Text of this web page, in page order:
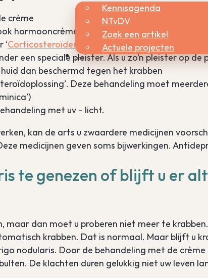
Kennisagenda
NTvDV
Zoek een artikel
Actuele projecten
crème
hormooncrème genoemd). Wilt u meer over
‘Corticosteroïden voor de huid’
een speciale pleister. Als u zo’n pleister op de
dan beschermd tegen het krabben
Deze behandeling moet
met uv – licht.
kan de arts u zwaardere medicijnen
medicijnen geven soms bijwerkingen.
te genezen of blijft u er
maar dan moet u proberen niet meer te
krabben. Dat is normaal. Maar blijft u
nodularis. Door de behandeling met de
De klachten duren gelukkig niet uw leven